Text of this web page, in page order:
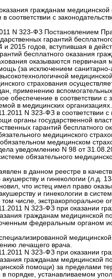
гражданам
соответствии с
N 323-ФЗ Постановлением
гарантий
2015 годов, вступившая в
бесплатного оказания
оказываются
(за исключением санитарно-
страхования
применению
обеспечение в соответствии с
в медицинских организациях.
N 323-ФЗ в соответствии
органы государственной
гарантий бесплатного
медицинского
медицинском
уведомлению N 98 от
обязательного
в данном реестре в
и гинекологии (л.д.
что истец имел право
и гинекологии в
числе, экстракорпоральное
N 323-ФЗ при оказании
гражданам медицинской
федеральным органом
лечащего врача.
N 323-ФЗ при оказании
гражданам медицинской
помощи) за пределами
порядке, устанавливаемом